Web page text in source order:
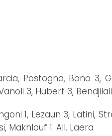
Postogna, Bono
3, Hubert 3,
1, Lezaun 3,
Makhlouf 1. All. Laera